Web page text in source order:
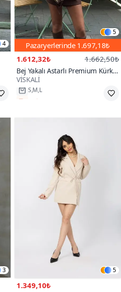
4
5
Pazaryerlerinde 1.697,18₺
1.612,32₺
1.662,50₺
Bej Yakalı Astarlı Premium Kürk
Ceket
VİSKALİ
Hızlı Kargo
3 5
1.349,10₺